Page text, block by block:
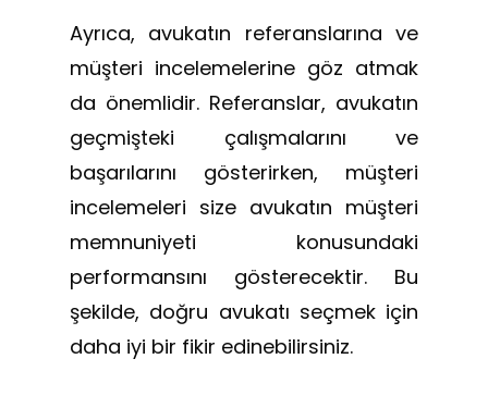
Ayrıca, avukatın referanslarına ve
müşteri incelemelerine göz atmak
da önemlidir. Referanslar, avukatın
geçmişteki çalışmalarını ve
başarılarını gösterirken, müşteri
incelemeleri size avukatın müşteri
memnuniyeti konusundaki
performansını gösterecektir. Bu
şekilde, doğru avukatı seçmek için
daha iyi bir fikir edinebilirsiniz.